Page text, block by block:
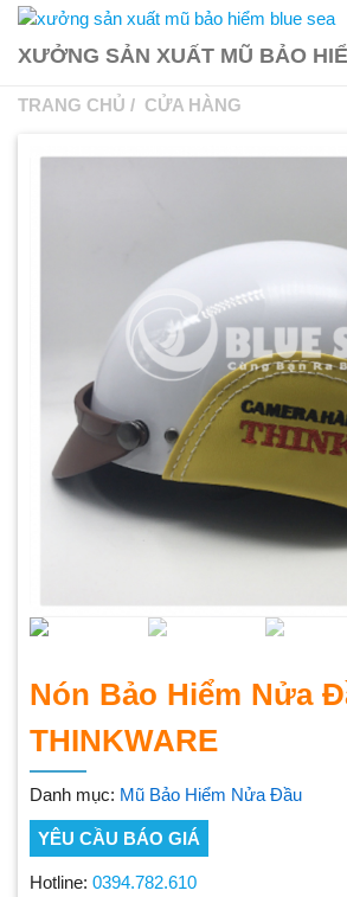
XƯỞNG SẢN XUẤT MŨ BẢO
TRANG CHỦ / CỬA HÀNG
Nón Bảo Hiểm Nửa
THINKWARE
Danh mục: Mũ Bảo Hiểm Nửa Đầu
YÊU CẦU BÁO GIÁ
Hotline: 0394.782.610